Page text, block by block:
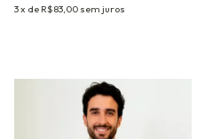
3x de R$83,00 sem juros